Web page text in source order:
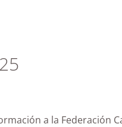
a la Federación